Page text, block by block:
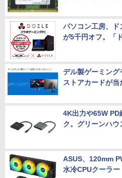
パソコン工房、ド
が5千円オフ。「
デル製ゲーミング
ストアカードが
4K出力や65W
ク。グリーンハウ
ASUS、120mm
水冷CPUクーラー